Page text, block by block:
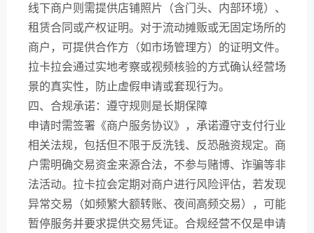
线下商户则需提供店铺照片（含门头、内部环境）、
租赁合同或产权证明。对于流动摊贩或无固定场所的
商户，可提供合作方（如市场管理方）的证明文件。
拉卡拉会通过实地考察或视频核验的方式确认经营场
景的真实性，防止虚假申请或套现行为。
四、合规承诺：遵守规则是长期保障
申请时需签署《商户服务协议》，承诺遵守支付行业
相关法规，包括但不限于反洗钱、反恐融资规定。商
户需明确交易资金来源合法，不参与赌博、诈骗等非
法活动。拉卡拉会定期对商户进行风险评估，若发现
异常交易（如频繁大额转账、夜间高频交易），可能
暂停服务并要求提供交易凭证。合规经营不仅是申请